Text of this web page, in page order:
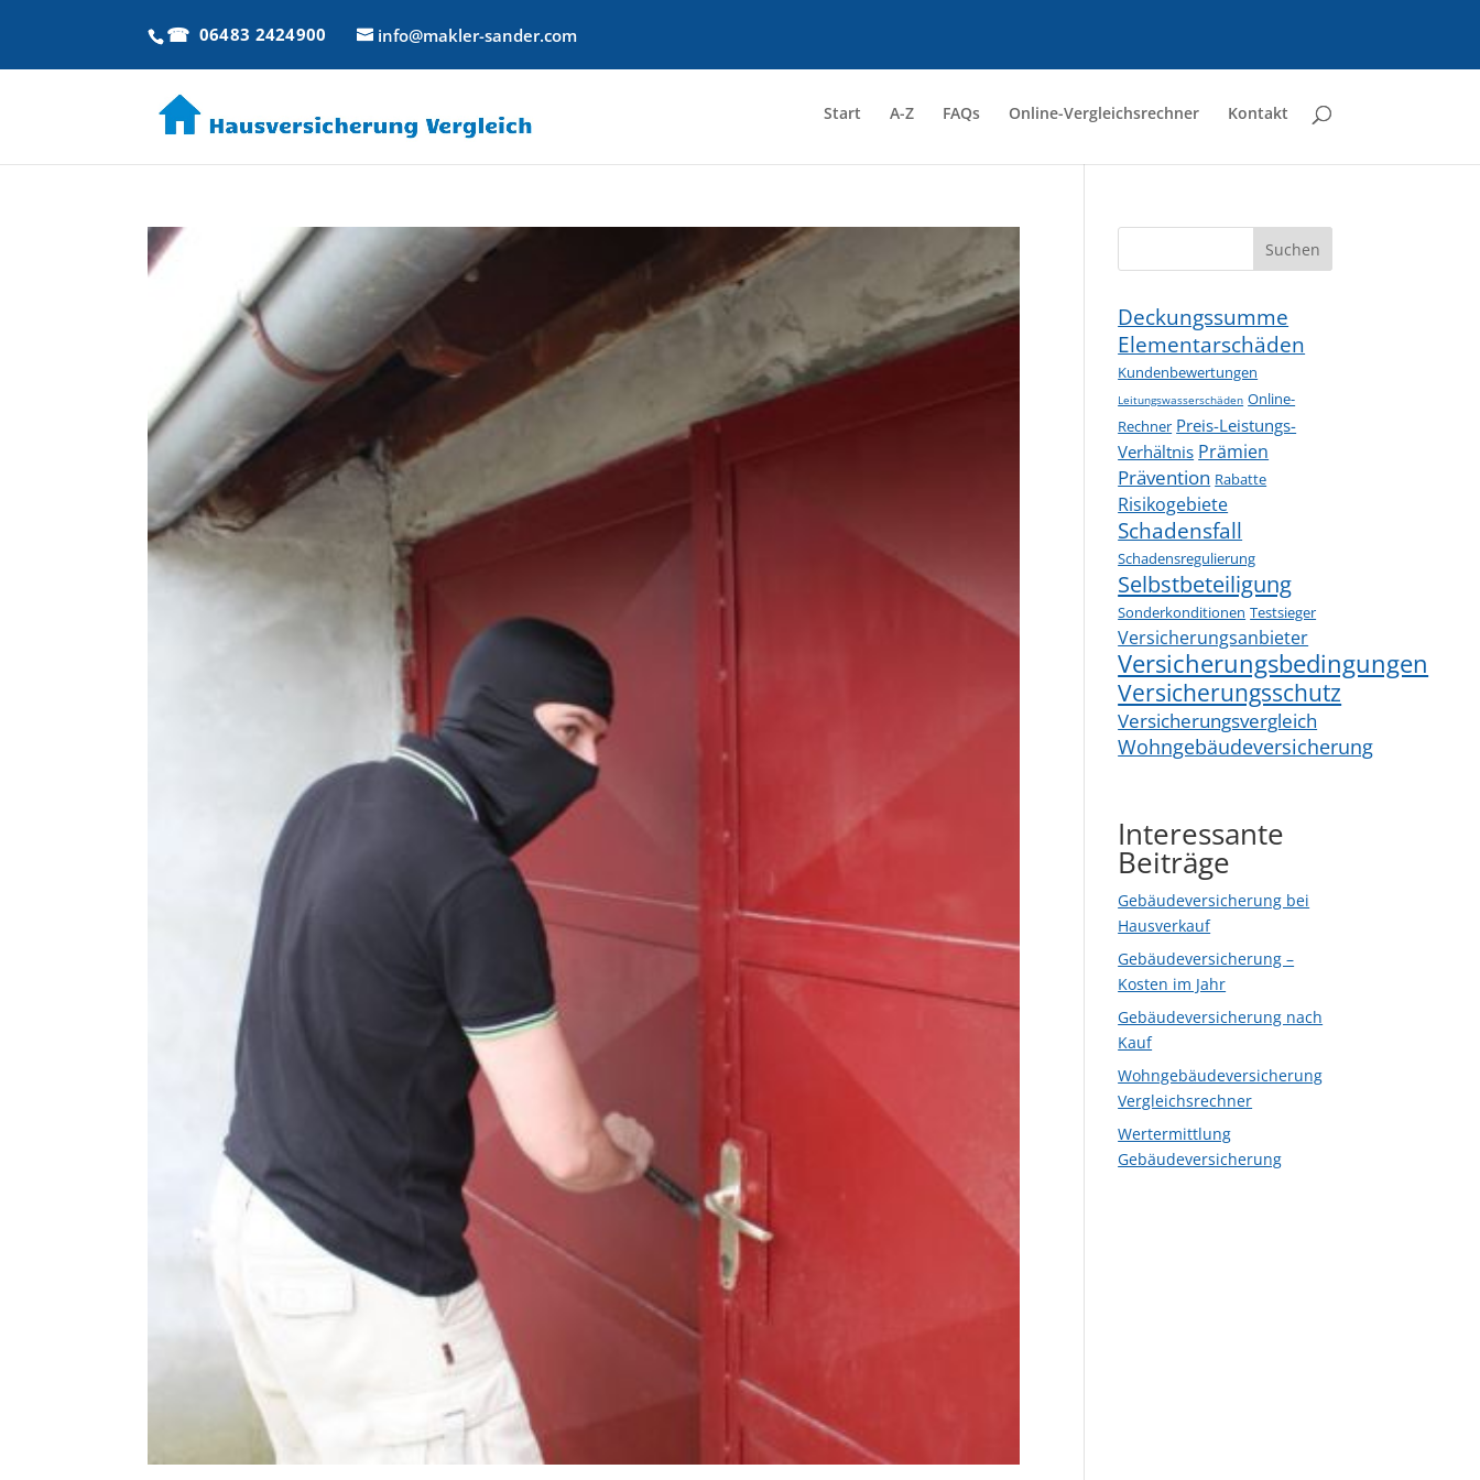
06483 2424900 info@makler-sander.com
Start A-Z FAQs Online-Vergleichsrechner Kontakt
Suchen
Deckungssumme
Elementarschäden
Kundenbewertungen
Leitungswasserschäden Online-
Rechner Preis-Leistungs-
Verhältnis Prämien
Prävention Rabatte
Risikogebiete
Schadensfall
Schadensregulierung
Selbstbeteiligung
Sonderkonditionen Testsieger
Versicherungsanbieter
Versicherungsbedingungen
Versicherungsschutz
Versicherungsvergleich
Wohngebäudeversicherung
Interessante
Beiträge
Gebäudeversicherung bei
Hausverkauf
Gebäudeversicherung –
Kosten im Jahr
Gebäudeversicherung nach
Kauf
Wohngebäudeversicherung
Vergleichsrechner
Wertermittlung
Gebäudeversicherung